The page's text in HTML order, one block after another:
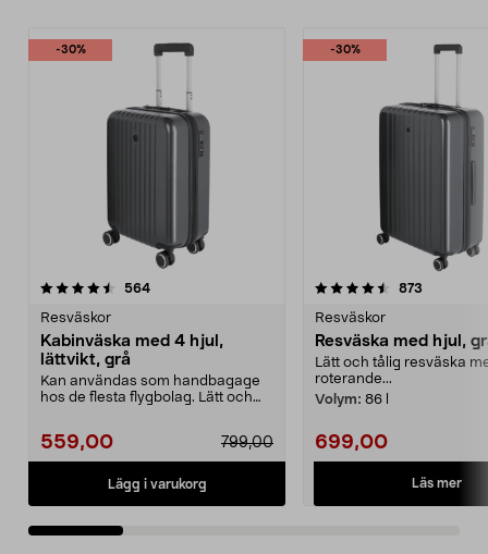
-30%
564recensioner
Resväskor
Kabinväska med 4 hjul,
lättvikt, grå
Kan användas som handbagage
hos de flesta flygbolag. Lätt och
559,00 799,00
Lägg i varukorg
-30%
4.5 av 5 stjärnor 873
Resväskor
Resväska med hjul,
Lätt och tålig resväska
roterande...
Volym: 86 l
699,00
Läs mer
4.5 av 5 stjärnor